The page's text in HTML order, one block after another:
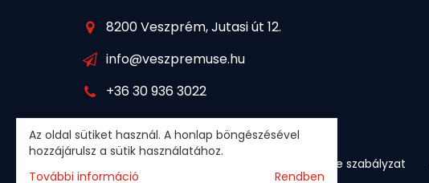
8200 Veszprém, Jutasi út 12.
info@veszpremuse.hu
+36 30 936 3022
Cookie szabályzat
Az oldal sütiket használ. A honlap böngészésével
hozzájárulsz a sütik használatához.
További információ
Rendben